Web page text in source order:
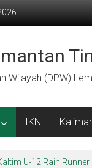
Wilayah (DPW)
IKN
U-12 Raih